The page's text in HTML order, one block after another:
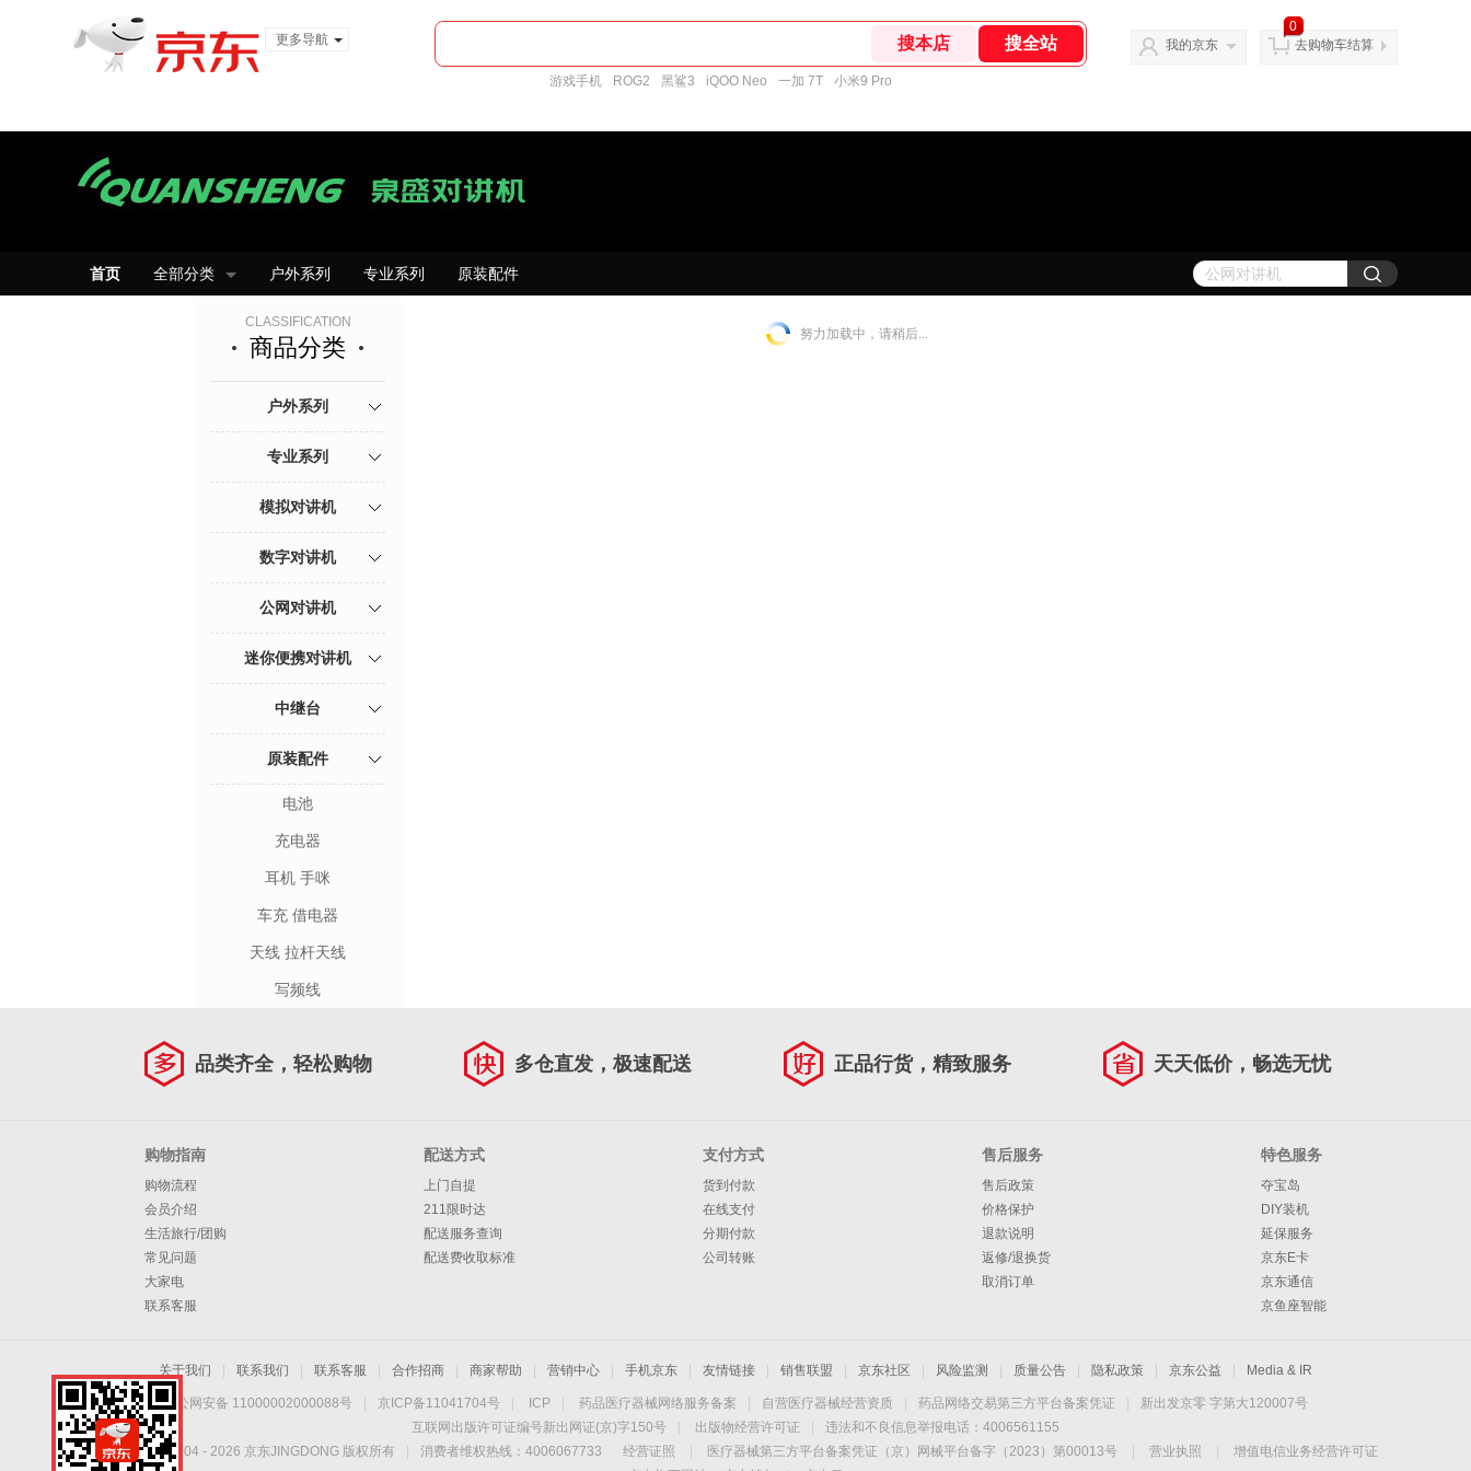
更多导航
游戏手机 ROG2 黑鲨3 iQOO Neo 一加 7T 小米9 Pro
我的京东
0
去购物车结算
首页 全部分类 户外系列 专业系列 原装配件
CLASSIFICATION
商品分类
户外系列
专业系列
模拟对讲机
数字对讲机
公网对讲机
迷你便携对讲机
中继台
原装配件
电池
充电器
耳机 手咪
车充 借电器
天线 拉杆天线
写频线
努力加载中，请稍后...
品类齐全，轻松购物 多仓直发，极速配送 正品行货，精致服务 天天低价，畅选无忧
购物指南
购物流程
会员介绍
生活旅行/团购
常见问题
大家电
联系客服
配送方式
上门自提
211限时达
配送服务查询
配送费收取标准
支付方式
货到付款
在线支付
分期付款
公司转账
售后服务
售后政策
价格保护
退款说明
返修/退换货
取消订单
特色服务
夺宝岛
DIY装机
延保服务
京东E卡
京东通信
京鱼座智能
关于我们 联系我们 联系客服 合作招商 商家帮助 营销中心 手机京东 友情链接 销售联盟 京东社区 风险监测 质量公告 隐私政策 京东公益 Media & IR
京公网安备 11000002000088号 京ICP备11041704号 ICP 药品医疗器械网络服务备案 自营医疗器械经营资质 药品网络交易第三方平台备案凭证
新出发京零 字第大120007号
互联网出版许可证编号新出网证(京)字150号
出版物经营许可证
违法和不良信息举报电话：4006561155
Copyright © 2004 - 2026 京东JINGDONG 版权所有 消费者维权热线：4006067733 经营证照 医疗器械第三方平台备案凭证（京）网械平台备字（2023）第00013号 营业执照
增值电信业务经营许可证